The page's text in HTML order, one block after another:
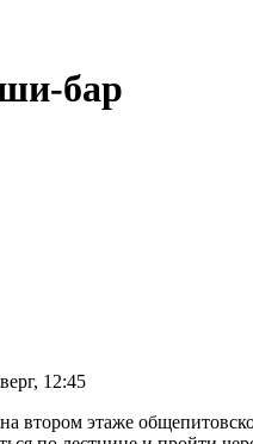
бар
12:45
втором этаже